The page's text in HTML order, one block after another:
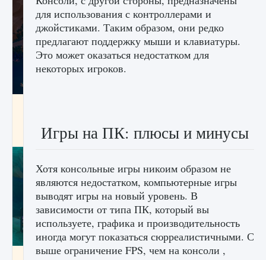
9 августа 2024 1 393 0 0
Как приручить существ из степей Тамура в
для использования с контроллерами и
джойстиками. Таким образом, они редко
предлагают поддержку мыши и клавиатуры.
Это может оказаться недостатком для
некоторых игроков.
Игры на ПК: плюсы и минусы
Хотя консольные игры никоим образом не
являются недостатком, компьютерные игры
выводят игры на новый уровень. В
зависимости от типа ПК, который вы
используете, графика и производительность
иногда могут показаться сюрреалистичными. С
выше ограничение FPS, чем на консоли ,